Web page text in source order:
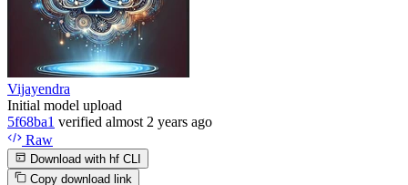
Vijayendra
Initial model upload
5f68ba1 verified almost 2 years ago
Raw
Download with hf CLI
Copy download link